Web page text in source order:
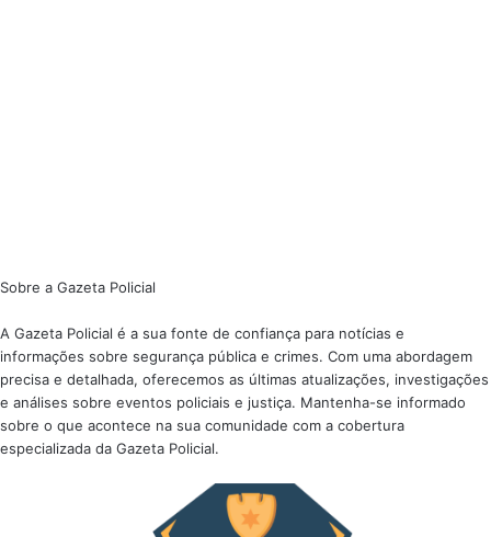
Sobre a Gazeta Policial
A Gazeta Policial é a sua fonte de confiança para notícias e
informações sobre segurança pública e crimes. Com uma abordagem
precisa e detalhada, oferecemos as últimas atualizações, investigações
e análises sobre eventos policiais e justiça. Mantenha-se informado
sobre o que acontece na sua comunidade com a cobertura
especializada da Gazeta Policial.